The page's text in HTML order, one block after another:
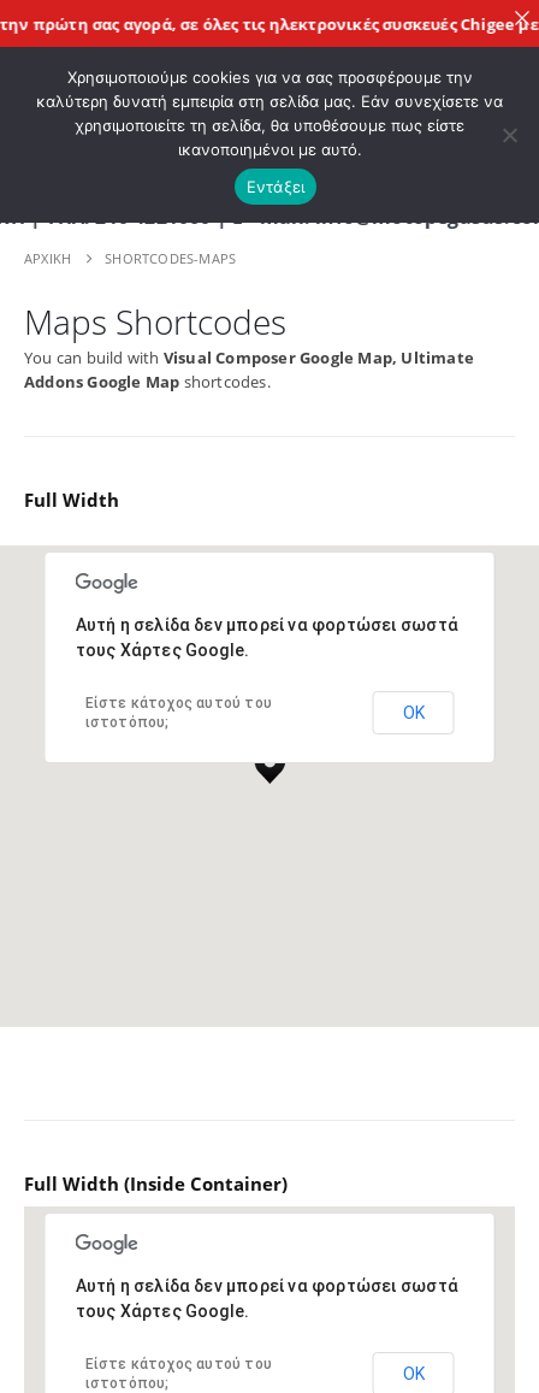
ΚΑΛΩΣ ΗΡΘΑΤΕ ΣΤΟ E-SHOP ΜΟΤΟ ΠΗΓΑΣΟΣ !
| E - mail: info@motopegasus.com |
ΑΡΧΙΚΉ SHORTCODES-MAPS
Maps Shortcodes
You can build with Visual Composer Google Map, Ultimate
Addons Google Map shortcodes.
Full Width
Αυτή η σελίδα δεν μπορεί να φορτώσει σωστά
τους Χάρτες Google.
Είστε κάτοχος αυτού του
ιστοτόπου;
ΟΚ
Full Width (Inside Container)
Αυτή η σελίδα δεν μπορεί να φορτώσει σωστά
τους Χάρτες Google.
Είστε κάτοχος αυτού του
ιστοτόπου;
ΟΚ
πρώτη σας αγορά, σε όλες τιςηλεκτρονικές συσκευές Chigeeμε
Χρησιμοποιούμε cookies για να σας προσφέρουμε την
καλύτερη δυνατή εμπειρία στη σελίδα μας. Εάν συνεχίσετε να
χρησιμοποιείτε τη σελίδα, θα υποθέσουμε πως είστε
ικανοποιημένοι με αυτό.
Εντάξει